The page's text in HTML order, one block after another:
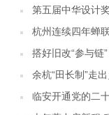
第五届中华设计
杭州连续四年蝉
搭好旧改“参与链
余杭“田长制”走出
临安开通党的二